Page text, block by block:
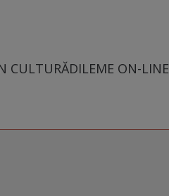
CULTURĂDILEME ON-LINE